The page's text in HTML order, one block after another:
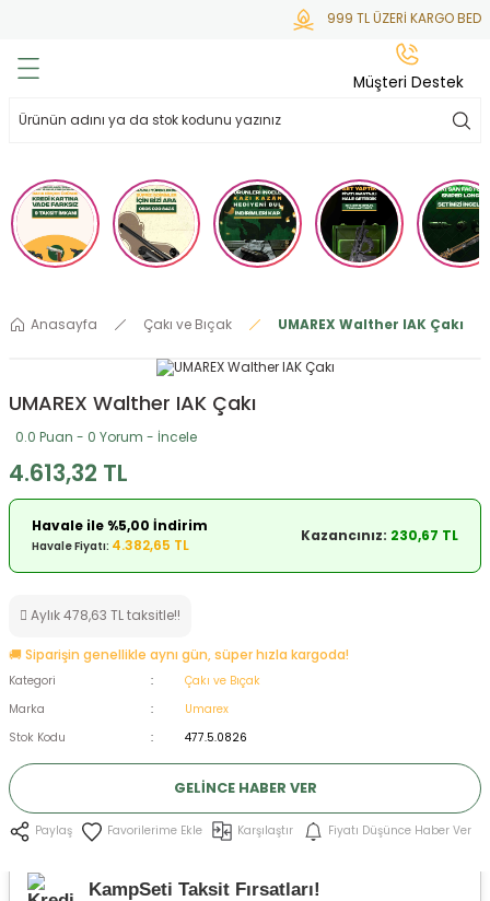
999 TL ÜZERİ KARGO
Mermisi
Anasayfa Çakı ve Bıçak UMAREX Walther IAK Çakı
UMAREX Walther IAK Çakı
0.0 Puan - 0 Yorum - İncele
4.613,32 TL
Havale ile %5,00 İndirim
Havale Fiyatı: 4.382,65 TL
Kazancınız: 230,67 TL
Aylık 478,63 TL taksitle!!
🚚 Siparişin genellikle aynı gün, süper hızla kargoda!
Kategori
Çakı ve Bıçak
Marka
Umarex
Stok Kodu
477.5.0826
GELINCE HABER VER
Paylaş Karşılaştır Fiyatı Düşünce Haber Ver
KampSeti Taksit Fırsatları!